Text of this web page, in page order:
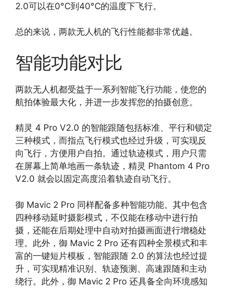
2.0可以在0°C到40°C的温度下飞行。
总的来说，两款无人机的飞行性能都非常优越。
智能功能对比
两款无人机都受益于一系列智能飞行功能，使您的
航拍体验最大化，并进一步发挥您的拍摄创意。
精灵 4 Pro V2.0 的智能跟随包括标准、平行和锁定
三种模式，而指点飞行模式也经过升级，可实现反
向飞行，方便用户自拍。通过轨迹模式，用户只需
在屏幕上简单地画一条轨迹，精灵 Phantom 4 Pro
V2.0 就会以固定高度沿着轨迹自动飞行。
御 Mavic 2 Pro 同样配备多种智能功能。其中包含
四种移动延时摄影模式，不仅能在移动中进行拍
摄，还能在后期处理中自动对拍摄画面进行增稳处
理。此外，御 Mavic 2 Pro 还有四种全景模式和丰
富的一键短片模板，智能跟随 2.0 的算法也经过提
升，可实现精准识别、轨迹预测、高速跟随和主动
绕行。此外，御 Mavic 2 Pro 还具备全向环境感知